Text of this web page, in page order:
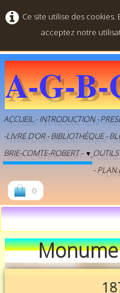
Ce site utilise des cookies.
acceptez notre
A-G-B-
ACCUEIL -INTRODUCTION -
-LIVRE D'OR -BIBLIOTHÈQUE -
BRIE-COMTE-ROBERT - ▼
- PLAN
0